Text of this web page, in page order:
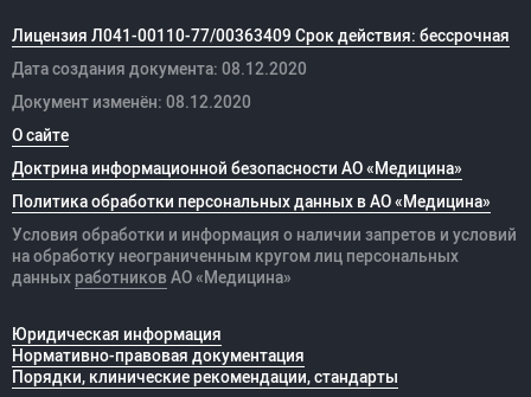
Лицензия Л041-00110-77/00363409 Срок действия: бессрочная
Дата создания документа: 08.12.2020
Документ изменён: 08.12.2020
О сайте
Доктрина информационной безопасности АО «Медицина»
Политика обработки персональных данных в АО «Медицина»
Условия обработки и информация о наличии запретов и условий
на обработку неограниченным кругом лиц персональных
данных работников АО «Медицина»
Юридическая информация
Нормативно-правовая документация
Порядки, клинические рекомендации, стандарты